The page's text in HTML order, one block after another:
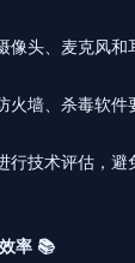
像头、麦克风和
火墙、杀毒软件
行技术评估，避
率 📚